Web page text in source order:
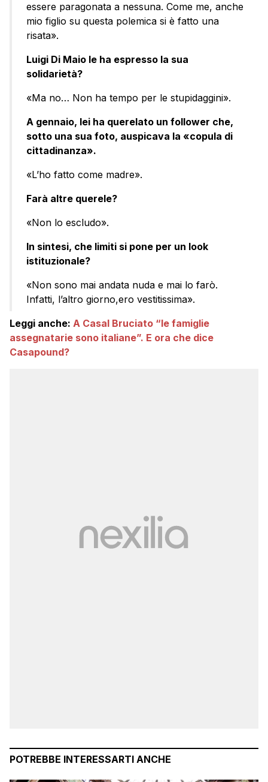
essere paragonata a nessuna. Come me, anche
mio figlio su questa polemica si è fatto una
risata».
Luigi Di Maio le ha espresso la sua
solidarietà?
«Ma no… Non ha tempo per le stupidaggini».
A gennaio, lei ha querelato un follower che,
sotto una sua foto, auspicava la «copula di
cittadinanza».
«L’ho fatto come madre».
Farà altre querele?
«Non lo escludo».
In sintesi, che limiti si pone per un look
istituzionale?
«Non sono mai andata nuda e mai lo farò.
Infatti, l’altro giorno,ero vestitissima».
Leggi anche: A Casal Bruciato “le famiglie
assegnatarie sono italiane”. E ora che dice
Casapound?
POTREBBE INTERESSARTI ANCHE